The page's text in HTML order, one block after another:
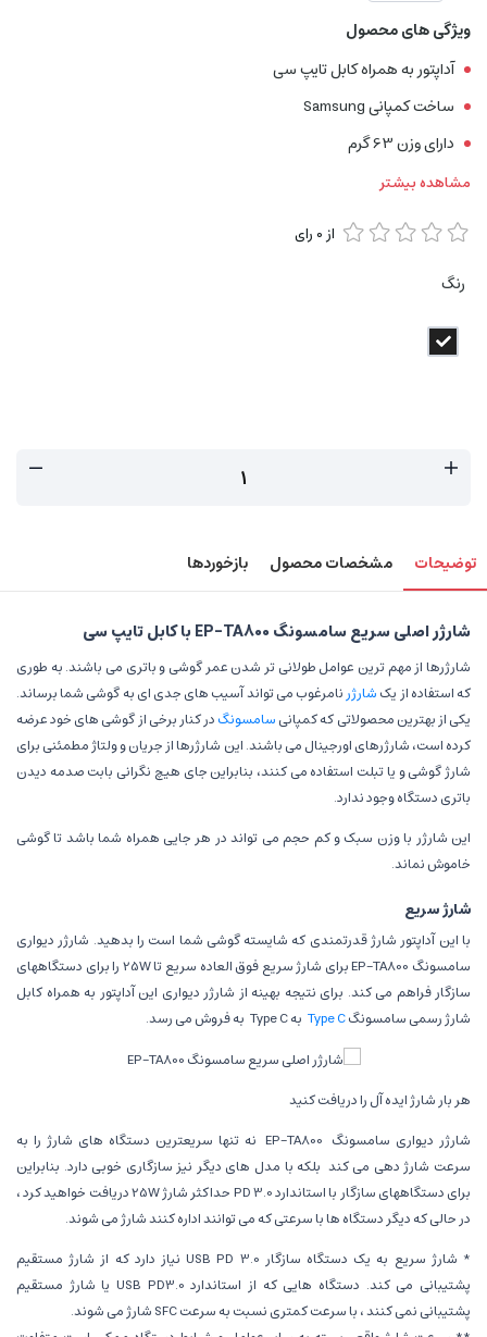
ویژگی های محصول
آداپتور به همراه کابل تایپ سی
ساخت کمپانی Samsung
دارای وزن 63 گرم
مشاهده بیشتر
از0 رای
رنگ
توضیحات مشخصات محصول بازخوردها
شارژر اصلی سریع سامسونگ EP-TA800 با کابل تایپ سی
شارژرها از مهم ترین عوامل طولانی تر شدن عمر گوشی و باتری می باشند. به طوری
که استفاده از یکشارژرنامرغوب می تواند آسیب های جدی ای به گوشی شما برساند.
یکی از بهترین محصولاتی که کمپانیسامسونگدر کنار برخی از گوشی های خود عرضه
کرده است، شارژرهای اورجینال می باشند. این شارژرها از جریان و ولتاژ مطمئنی برای
شارژ گوشی و یا تبلت استفاده می کنند، بنابراین جای هیچ نگرانی بابت صدمه دیدن
باتری دستگاه وجود ندارد.
این شارژر با وزن سبک و کم حجم می تواند در هر جایی همراه شما باشد تا گوشی
خاموش نماند.
شارژ سریع
با این آداپتور شارژ قدرتمندی که شایسته گوشی شما است را بدهید. شارژر دیواری
سامسونگ EP-TA800 برای شارژ سریع فوق العاده سریع تا 25W را برای دستگاههای
سازگار فراهم می کند. برای نتیجه بهینه از شارژر دیواری این آداپتور به همراه کابل
شارژ رسمی سامسونگType C به Type C به فروش می رسد.
هر بار شارژ ایده آل را دریافت کنید
شارژر دیواری سامسونگ EP-TA800 نه تنها سریعترین دستگاه های شارژ را به
سرعت شارژ دهی می کند بلکه با مدل های دیگر نیز سازگاری خوبی دارد. بنابراین
برای دستگاههای سازگار با استاندارد PD 3.0 حداکثر شارژ 25W دریافت خواهید کرد ،
در حالی که دیگر دستگاه ها با سرعتی که می توانند اداره کنند شارژ می شوند.
* شارژ سریع به یک دستگاه سازگار USB PD 3.0 نیاز دارد که از شارژ مستقیم
پشتیبانی می کند. دستگاه هایی که از استاندارد USB PD3.0 یا شارژ مستقیم
پشتیبانی نمی کنند ، با سرعت کمتری نسبت به سرعت SFC شارژ می شوند.